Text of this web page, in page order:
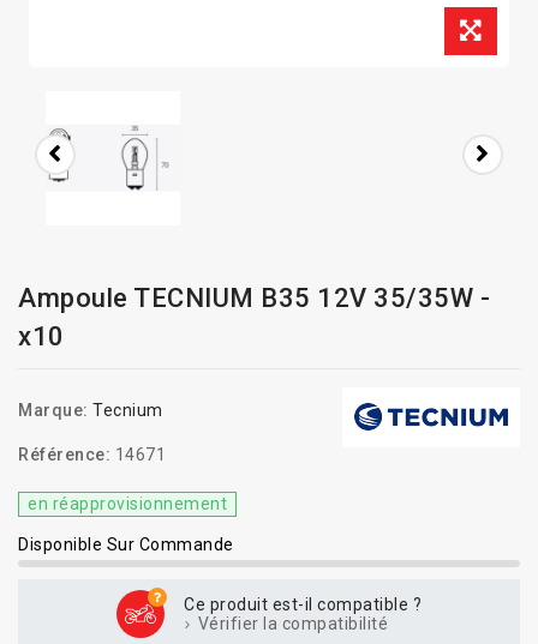
Ampoule TECNIUM B35 12V 35/35W -
x10
Marque: Tecnium
Référence: 14671
en réapprovisionnement
Disponible Sur Commande
Ce produit est-il compatible ?
Vérifier la compatibilité